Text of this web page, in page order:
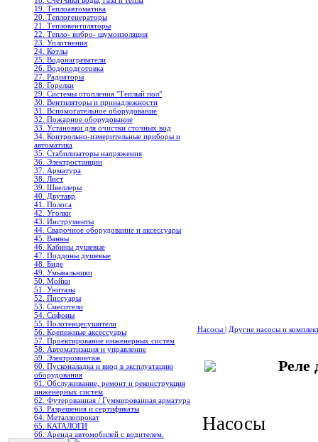
19. Теплоавтоматика
20. Теплогенераторы
21. Тепловентиляторы
22. Тепло- вибро- шумоизоляция
23. Уплотнения
24. Котлы
25. Водонагреватели
26. Водоподготовка
27. Радиаторы
28. Горелки
29. Системы отопления "Теплый пол"
30. Вентиляторы и принадлежности
31. Вспомогательное оборудование
32. Пожарное оборудование
33. Установки для очистки сточных вод
34. Контрольно-измерительные приборы и
автоматика
35. Стабилизаторы напряжения
36. Электростанции
37. Арматура
38. Лист
39. Швеллеры
40. Двутавр
41. Полоса
42. Уголки
43. Инструменты
44. Сварочное оборудование и аксессуары
45. Ванны
46. Кабины душевые
47. Поддоны душевые
48. Биде
49. Умывальники
50. Мойки
51. Унитазы
52. Писсуары
53. Смесители
54. Сифоны
55. Полотенцесушители
56. Крепежные аксессуары
57. Проектирование инженерных систем
58. Автоматизация и управление
59. Электромонтаж
60. Пусконаладка и ввод в эксплуатацию
оборудования
61. Обслуживание, ремонт и реконструкция
инженерных систем
62. Футерованная / Гуммированная арматура
63. Разрешения и сертификаты
64. Металлопрокат
65. КАТАЛОГИ
66. Аренда автомобилей с водителем.
Насосы | Другие насосы и
Реле
Насосы